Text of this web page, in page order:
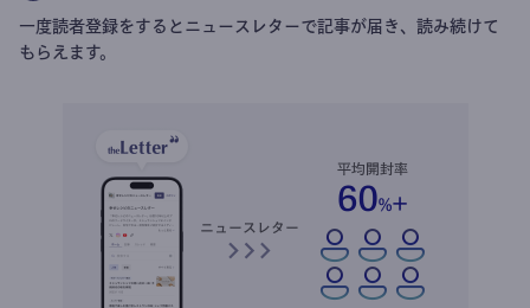
一度読者登録をするとニュースレターで記事が届き、読み続けて
もらえます。